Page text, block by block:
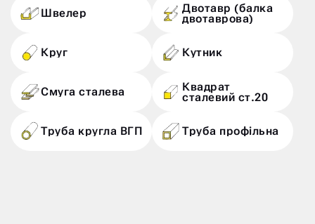
Швелер Двотавр (балка
двотаврова)
Круг Кутник
Смуга сталева Квадрат
сталевий ст.20
Труба кругла ВГП Труба профільна